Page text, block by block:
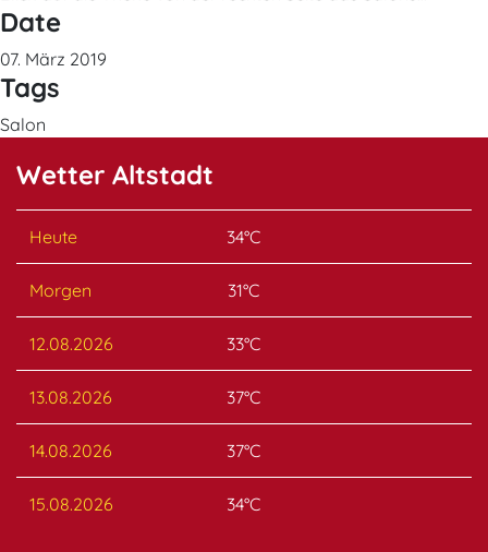
Date
07. März 2019
Tags
Salon
Wetter Altstadt
Heute 34°C
Morgen 31°C
12.08.2026 33°C
13.08.2026 37°C
14.08.2026 37°C
15.08.2026 34°C